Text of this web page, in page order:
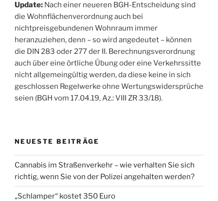
Update: Nach einer neueren BGH-Entscheidung sind
die Wohnflächenverordnung auch bei
nichtpreisgebundenen Wohnraum immer
heranzuziehen, denn – so wird angedeutet – können
die DIN 283 oder 277 der II. Berechnungsverordnung
auch über eine örtliche Übung oder eine Verkehrssitte
nicht allgemeingültig werden, da diese keine in sich
geschlossen Regelwerke ohne Wertungswidersprüche
seien (BGH vom 17.04.19, Az.: VIII ZR 33/18).
NEUESTE BEITRÄGE
Cannabis im Straßenverkehr – wie verhalten Sie sich
richtig, wenn Sie von der Polizei angehalten werden?
„Schlamper“ kostet 350 Euro